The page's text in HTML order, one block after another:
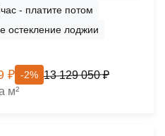
- платите потом
остекление лоджии
₽ -2% 13 129 050 ₽
м²